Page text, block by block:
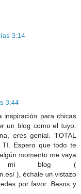
3:14
3:44
inspiración para chicas
un blog como el tuyo.
eres genial. TOTAL
TI. Espero que todo te
momento me vaya
mi blog (
), échale un vistazo
por favor. Besos y